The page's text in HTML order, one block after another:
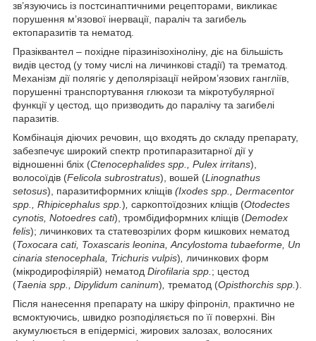
зв’язуючись із постсинаптичними рецепторами, викликає
порушення м’язової інервації, параліч та загибель
ектопаразитів та нематод.
Празіквантел – похідне піразинізохіноліну, діє на більшість
видів цестод (у тому числі на личинкові стадії) та трематод.
Механізм дії полягіє у деполярізації нейром’язових гангліїв,
порушенні транспортування глюкози та мікротубулярної
функції у цестод, що призводить до паралічу та загибелі
паразитів.
Комбінація діючих речовин, що входять до складу препарату,
забезпечує широкий спектр протипаразитарної дії у
відношенні бліх (Ctenocephalides spp., Pulex irritans),
волосоїдів (Felicola subrostratus), вошей (Linognathus
setosus), паразитиформних кліщів (Ixodes spp., Dermacentor
spp., Rhipicephalus spp. ) саркоптоїдозних кліщів (Otodectes
cynotis, Notoedres cati), тромбідиформних кліщів (Demodex
felis); личинкових та статевозрілих форм кишкових нематод
(Toxocara cati, Toxascaris leonina, Ancylostoma tubaeforme, Un
cinaria stenocephala, Trichuris vulpis)
личинкових форм
(мікродирофілярій) нематод Dirofilaria spp. ; цестод
(Taenia spp., Dipylidum caninum) трематод (Opisthorchis spp. ).
Після нанесення препарату на шкіру фіпроніл, практично не
всмоктуючись, швидко розподіляється по її поверхні. Він
акумулюється в епідермісі, жирових залозах, волосяних